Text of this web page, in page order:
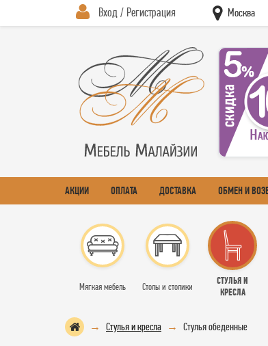
Вход / Регистрация Москва
АКЦИИ ОПЛАТА ДОСТАВКА ОБМЕН И
Мягкая мебель Столы и столики
СТУЛЬЯ И
КРЕСЛА
Стулья и кресла Стулья обеденные